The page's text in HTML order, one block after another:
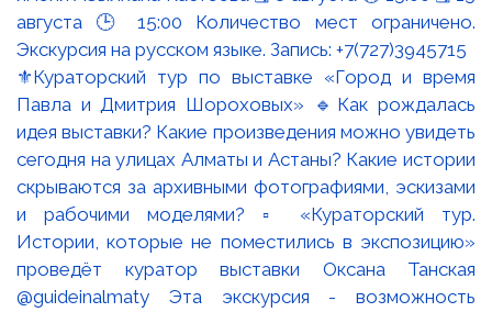
⚜️Кураторский тур по выставке «Город и время
Павла и Дмитрия Шороховых» 🔹Как рождалась
идея выставки? Какие произведения можно увидеть
сегодня на улицах Алматы и Астаны? Какие истории
скрываются за архивными фотографиями, эскизами
и рабочими моделями? ▫️ «Кураторский тур.
Истории, которые не поместились в экспозицию»
проведёт куратор выставки Оксана Танская
@guideinalmaty Эта экскурсия - возможность